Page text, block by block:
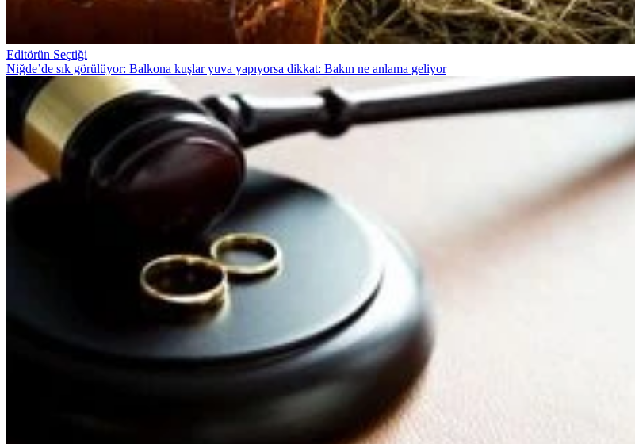
Editörün Seçtiği
Niğde’de sık görülüyor: Balkona kuşlar yuva yapıyorsa dikkat: Bakın ne anlama geliyor